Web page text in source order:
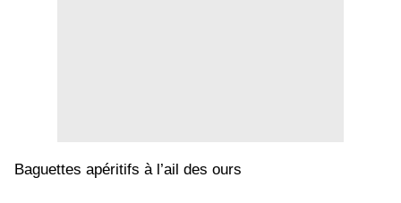
Baguettes apéritifs à l’ail des ours